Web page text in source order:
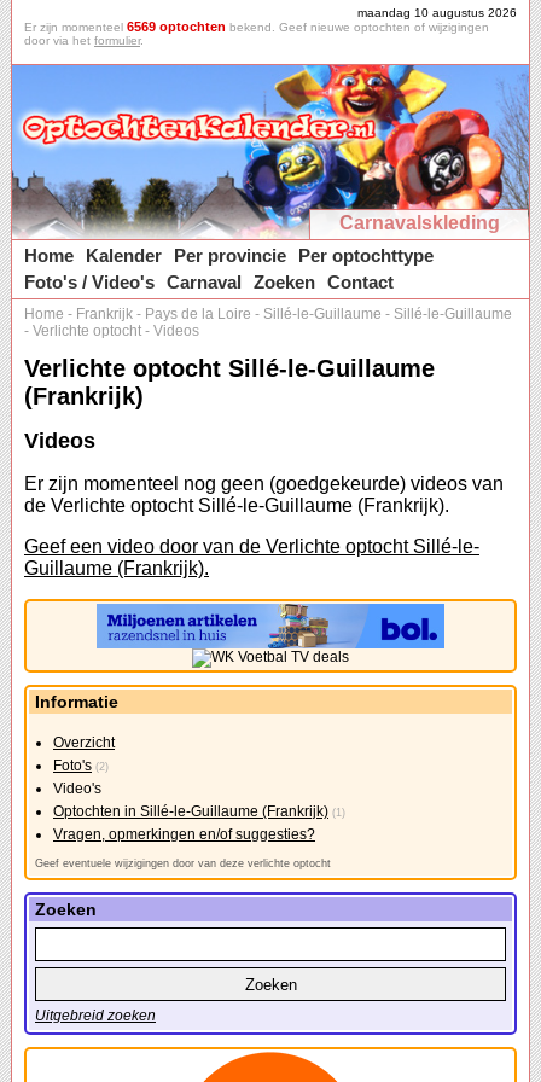
maandag 10 augustus 2026
Er zijn momenteel 6569 optochten bekend. Geef nieuwe optochten of wijzigingen
door via het formulier.
Carnavalskleding
Home
Kalender Per provincie
Per optochttype
Foto's / Video's Carnaval Zoeken Contact
Home - Frankrijk - Pays de la Loire - Sillé-le-Guillaume - Sillé-le-Guillaume
- Verlichte optocht - Videos
Verlichte optocht Sillé-le-Guillaume
(Frankrijk)
Videos
Er zijn momenteel nog geen (goedgekeurde) videos van
de Verlichte optocht Sillé-le-Guillaume (Frankrijk).
Geef een video door van de Verlichte optocht Sillé-le-
Guillaume (Frankrijk).
Informatie
Overzicht
Foto's (2)
Video's
Optochten in Sillé-le-Guillaume (Frankrijk) (1)
Vragen, opmerkingen en/of suggesties?
Geef eventuele wijzigingen door van deze verlichte optocht
Zoeken
Uitgebreid zoeken